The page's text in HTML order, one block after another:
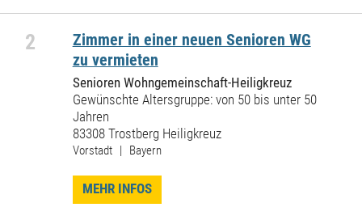
2
Zimmer in einer neuen Senioren WG
zu vermieten
Senioren Wohngemeinschaft-Heiligkreuz
Gewünschte Altersgruppe: von 50 bis unter 50
Jahren
83308 Trostberg Heiligkreuz
Vorstadt | Bayern
MEHR INFOS